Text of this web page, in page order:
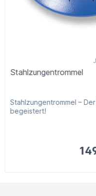
Stahlzungentrommel
Stahlzungentrommel –
begeistert!